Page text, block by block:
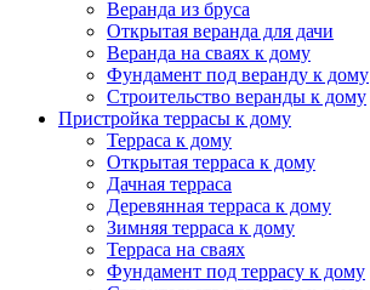
Веранда из бруса
Открытая веранда для дачи
Веранда на сваях к дому
Фундамент под веранду к дому
Строительство веранды к дому
Пристройка террасы к дому
Терраса к дому
Открытая терраса к дому
Дачная терраса
Деревянная терраса к дому
Зимняя терраса к дому
Терраса на сваях
Фундамент под террасу к дому